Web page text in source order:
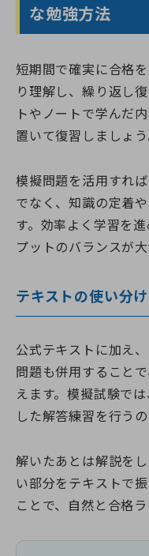
な勉強方法
短期間で確実に合格
り理解し、繰り返し
トやノートで学んだ
置いて復習しましょう
模擬問題を活用すれ
でなく、知識の定着
す。効率よく学習を
プットのバランスが大
テキストの使い分
公式テキストに加え
問題も併用すること
えます。模擬試験で
した解答練習を行う
解いたあとは解説を
い部分をテキストで
ことで、自然と合格